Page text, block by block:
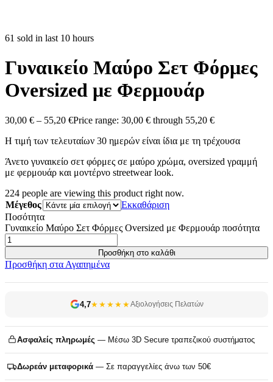
61 sold in last 10 hours
Γυναικείο Μαύρο Σετ Φόρμες
Oversized με Φερμουάρ
30,00 € – 55,20 €Price range: 30,00 € through 55,20 €
Η τιμή των τελευταίων 30 ημερών είναι ίδια με τη τρέχουσα
Άνετο γυναικείο σετ φόρμες σε μαύρο χρώμα, oversized γραμμή
με φερμουάρ και μοντέρνο streetwear look.
224 people are viewing this product right now.
Μέγεθος
Εκκαθάριση
Ποσότητα
Γυναικείο Μαύρο Σετ Φόρμες Oversized με Φερμουάρ ποσότητα
Προσθήκη στο καλάθι
Προσθήκη στα Αγαπημένα
4,7★★★★★Αξιολογήσεις Πελατών
Ασφαλείς πληρωμές — Μέσω 3D Secure τραπεζικού συστήματος
Δωρεάν μεταφορικά — Σε παραγγελίες άνω των 50€